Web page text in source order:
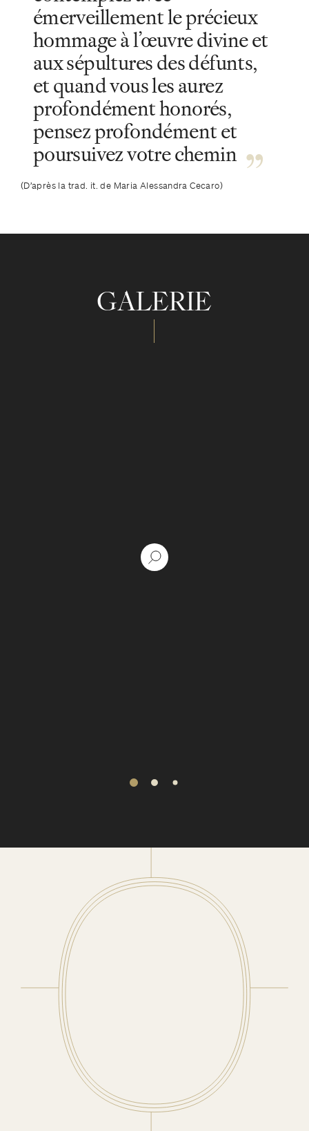
émerveillement le précieux
hommage à l’œuvre divine et
aux sépultures des défunts,
et quand vous les aurez
profondément honorés,
pensez profondément et
poursuivez votre chemin
(D’après la trad. it. de Maria Alessandra Cecaro)
GALERIE
1 2 3